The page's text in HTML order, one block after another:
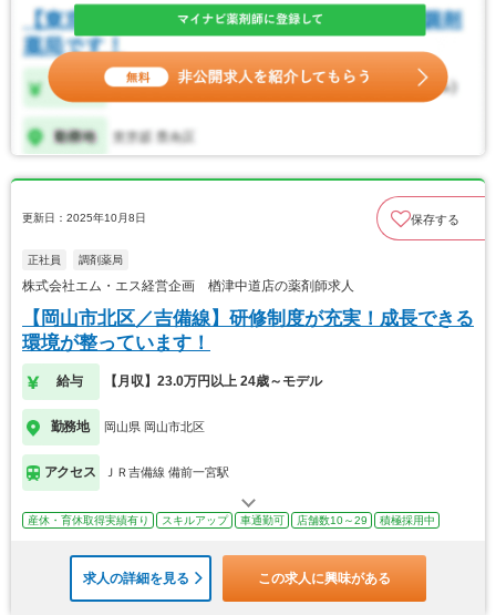
更新日：2025年10月8日 保存する
正社員 調剤薬局
株式会社エム・エス経営企画 楢津中道店の薬剤師求人
【岡山市北区／吉備線】研修制度が充実！成長できる
環境が整っています！
給与 【月収】23.0万円以上 24歳～モデル
勤務地 岡山県 岡山市北区
アクセス ＪＲ吉備線 備前一宮駅
産休・育休取得実績有り スキルアップ 車通勤可 店舗数10～29 積極採用中
求人の詳細を見る この求人に興味がある